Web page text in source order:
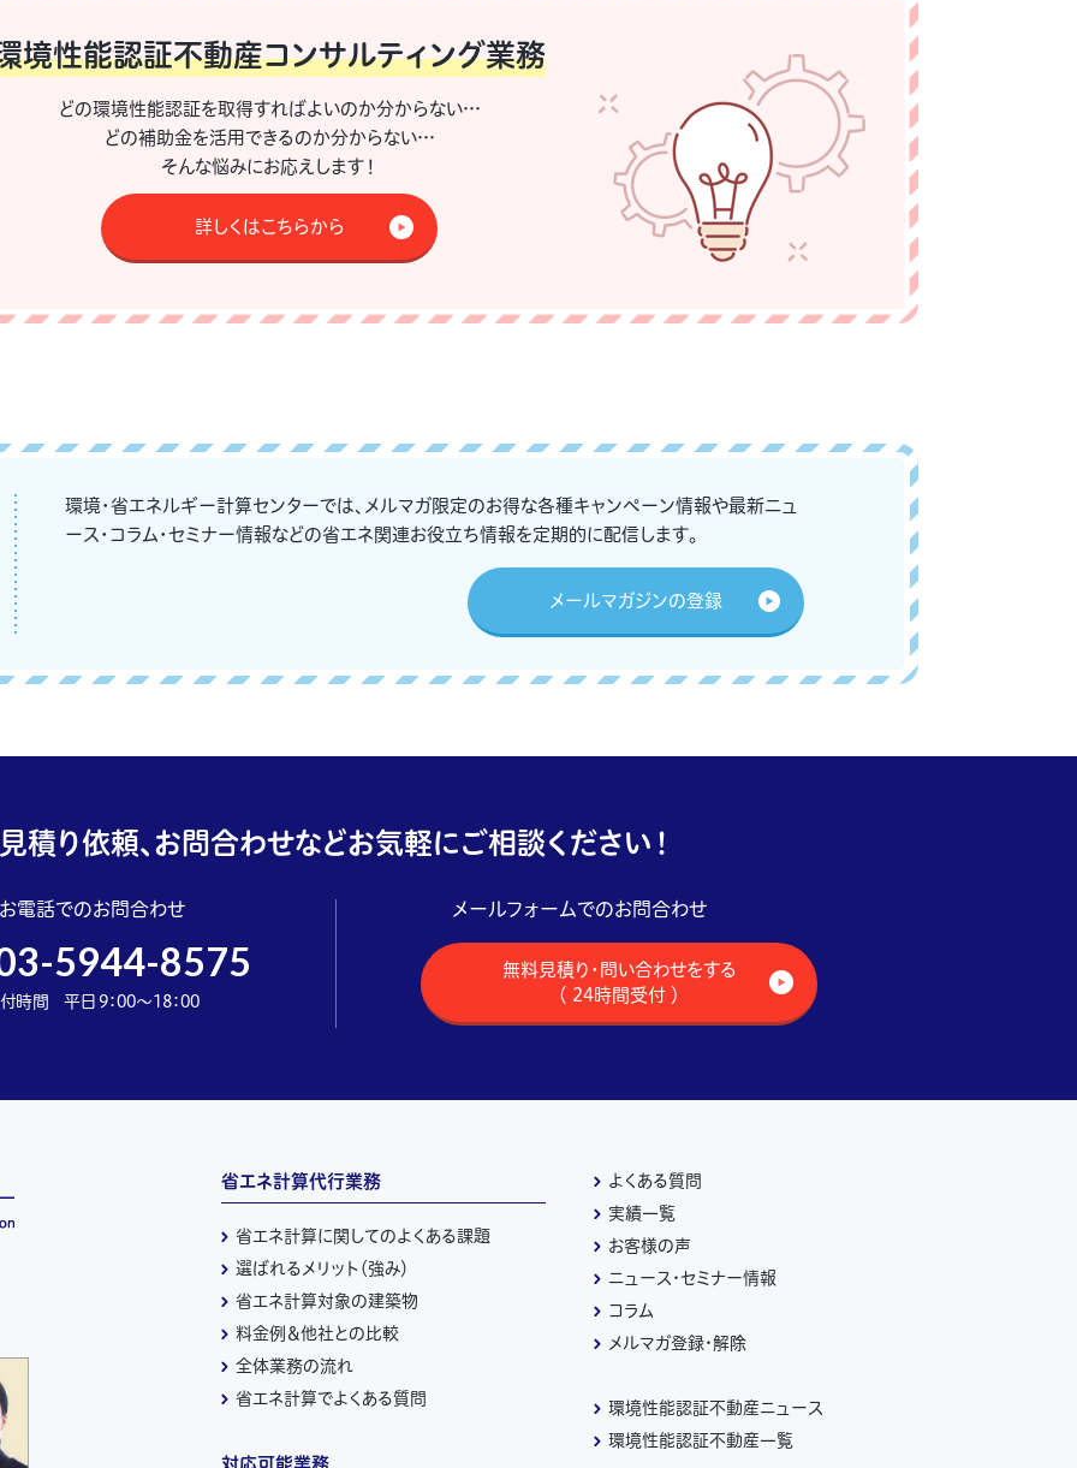
境性能認証不動産コンサルティング業務
どの環境性能認証を取得すればよいのか分からない…
どの補助金を活用できるのか分からない…
そんな悩みにお応えします！
詳しくはこちらから
環境・省エネルギー計算センターでは、メルマガ限定のお得な各種キャンペーン情報や最新ニュ
ース・コラム・セミナー情報などの省エネ関連お役立ち情報を定期的に配信します。
メールマガジンの登録
見積り依頼、お問合わせなどお気軽にご相談ください！
お電話でのお問合わせ
5944-8575
時間 平日 9：00～18：00
メールフォームでのお問合わせ
無料見積り・問い合わせをする
（ 24時間受付 ）
省エネ計算代行業務
省エネ計算に関してのよくある課題
選ばれるメリット（強み）
省エネ計算対象の建築物
料金例＆他社との比較
全体業務の流れ
省エネ計算でよくある質問
よくある質問
実績一覧
お客様の声
ニュース・セミナー情報
コラム
メルマガ登録・解除
環境性能認証不動産ニュース
環境性能認証不動産一覧